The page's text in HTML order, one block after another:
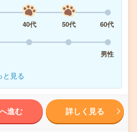
40代 50代
60代
男性
と見る
進む 詳しく見る